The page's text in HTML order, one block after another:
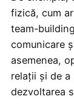
fizică, cum
team-
comunicare
asemenea,
relații și de
dezvoltarea